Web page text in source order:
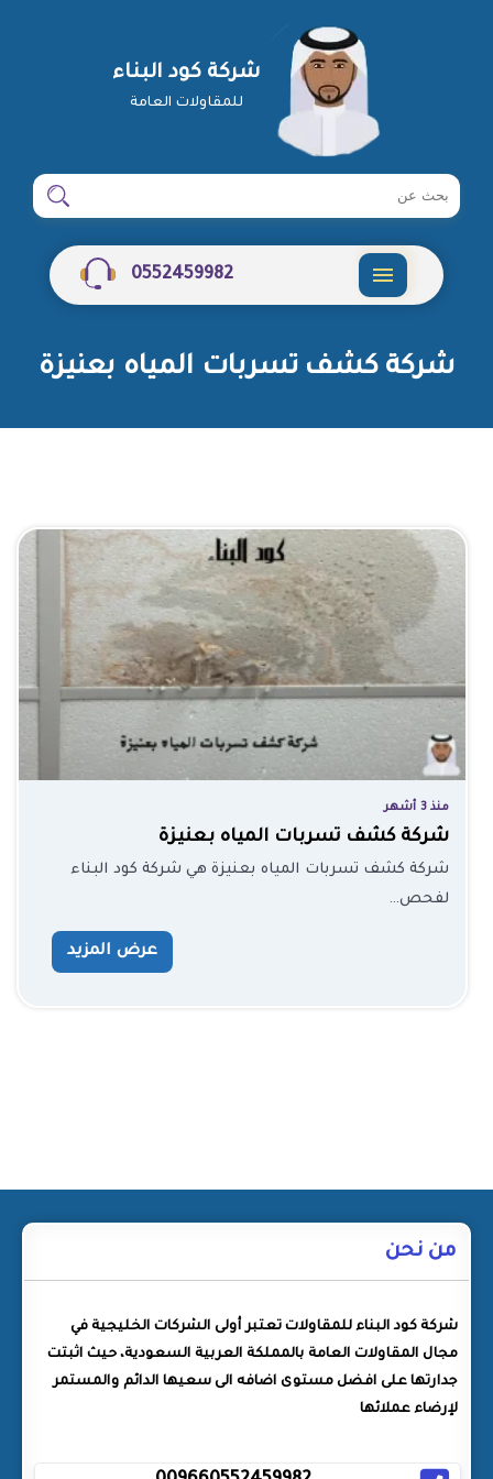
شركة كود البناء
للمقاولات العامة
ابحث
شركة
ابحث
0552459982
شركة كشف تسربات المياه بعنيزة
منذ 3 أشهر
شركة كشف تسربات المياه بعنيزة
شركة كشف تسربات المياه بعنيزة هي شركة كود البناء
لفحص…
عرض المزيد
من نحن
شركة كود البناء للمقاولات تعتبر أولى الشركات الخليجية في
مجال المقاولات العامة بالمملكة العربية السعودية، حيث اثبتت
جدارتها على افضل مستوى اضافه الى سعيها الدائم والمستمر
لإرضاء عملائها